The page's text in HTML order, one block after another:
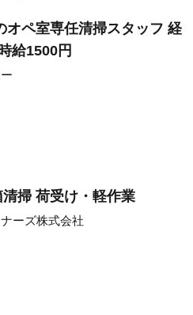
オペ室専任清掃スタッフ 経
給1500円
掃 荷受け・軽作業
ーズ株式会社